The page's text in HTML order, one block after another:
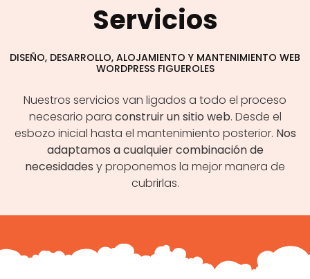
Servicios
DISEÑO, DESARROLLO, ALOJAMIENTO Y MANTENIMIENTO WEB
WORDPRESS FIGUEROLES
Nuestros servicios van ligados a todo el proceso
necesario para construir un sitio web. Desde el
esbozo inicial hasta el mantenimiento posterior. Nos
adaptamos a cualquier combinación de
necesidades y proponemos la mejor manera de
cubrirlas.